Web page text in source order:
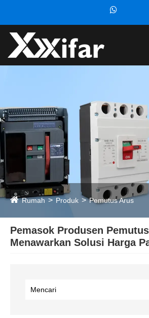
Rumah Produk Pemutus Arus
Pemasok Produsen
Menawarkan Solusi Harga